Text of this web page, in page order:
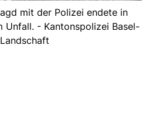
mit der Polizei endete in
Unfall. - Kantonspolizei Basel-
Landschaft